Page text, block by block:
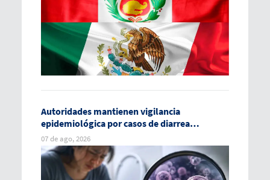
Autoridades mantienen vigilancia
epidemiológica por casos de diarrea
explosiva en México
07 de ago, 2026